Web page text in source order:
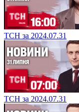
ТСН за 2024.07.31
ТСН за 2024.07.31